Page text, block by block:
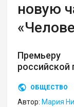
новую
ОБЩЕСТВО
Автор: Мария